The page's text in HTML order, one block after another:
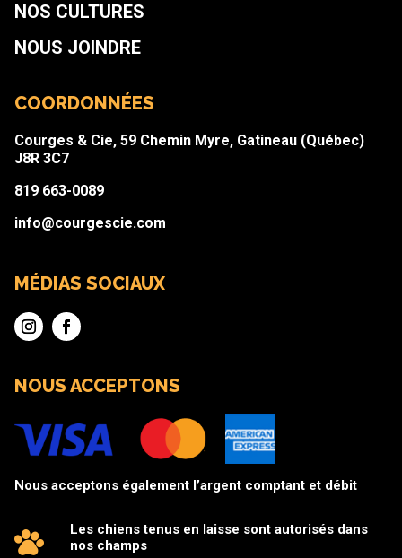
NOS CULTURES
NOUS JOINDRE
COORDONNÉES
Courges & Cie, 59 Chemin Myre, Gatineau (Québec)
J8R 3C7
819 663-0089
info@courgescie.com
MÉDIAS SOCIAUX
NOUS ACCEPTONS
Nous acceptons également l’argent comptant et débit
Les chiens tenus en laisse sont autorisés dans
nos champs